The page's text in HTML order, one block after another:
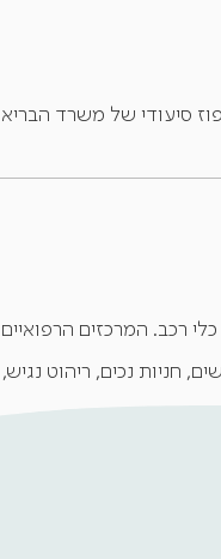
סיעודי של משרד
רכב. המרכזים
חניות נכים, ריהוט